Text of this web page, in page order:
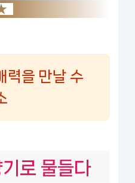
력을 만날 수
로 물들다